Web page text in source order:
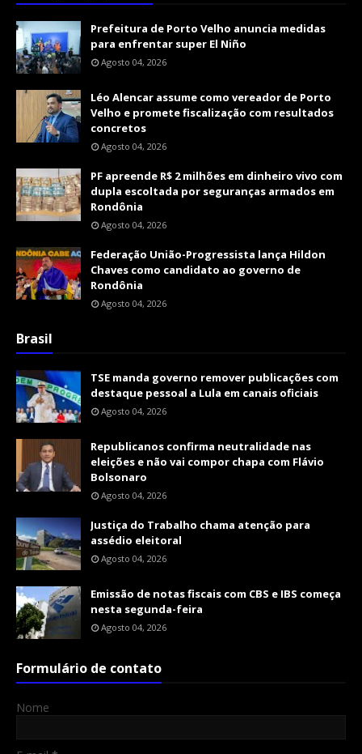
Prefeitura de Porto Velho anuncia medidas
para enfrentar super El Niño
Agosto 04, 2026
Léo Alencar assume como vereador de Porto
Velho e promete fiscalização com resultados
concretos
Agosto 04, 2026
PF apreende R$ 2 milhões em dinheiro vivo com
dupla escoltada por seguranças armados em
Rondônia
Agosto 04, 2026
Federação União-Progressista lança Hildon
Chaves como candidato ao governo de
Rondônia
Agosto 04, 2026
Brasil
TSE manda governo remover publicações com
destaque pessoal a Lula em canais oficiais
Agosto 04, 2026
Republicanos confirma neutralidade nas
eleições e não vai compor chapa com Flávio
Bolsonaro
Agosto 04, 2026
Justiça do Trabalho chama atenção para
assédio eleitoral
Agosto 04, 2026
Emissão de notas fiscais com CBS e IBS começa
nesta segunda-feira
Agosto 04, 2026
Formulário de contato
Nome